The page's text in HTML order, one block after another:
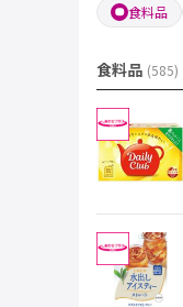
食料品
食料品 (585)